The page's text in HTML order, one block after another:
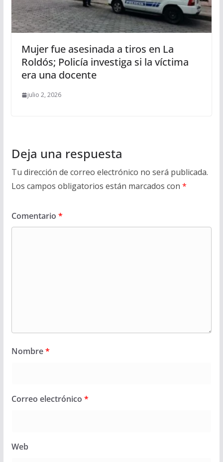
Mujer fue asesinada a tiros en La
Roldós; Policía investiga si la víctima
era una docente
julio 2, 2026
Deja una respuesta
Tu dirección de correo electrónico no será publicada.
Los campos obligatorios están marcados con *
Comentario *
Nombre*
Correo electrónico *
Web